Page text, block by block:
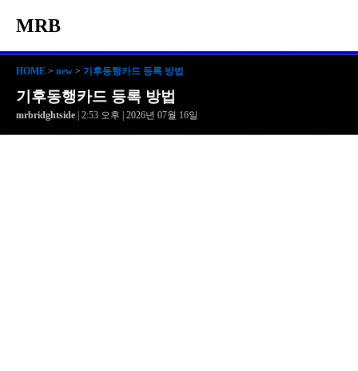
MRB
HOME > new > 기후동행카드 등록 방법
기후동행카드 등록 방법
mrbridghtside | 2:53 오후 | 2026년 07월 16일